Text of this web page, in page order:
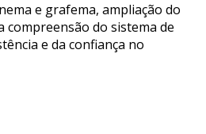
e grafema, ampliação do
do sistema de
e da confiança no